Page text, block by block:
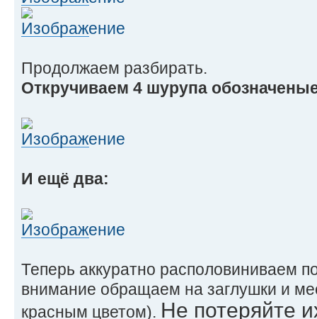
Продолжаем разбирать.
Откручиваем 4 шурупа
И ещё два:
Теперь аккуратно располовиниваем
внимание обращаем на заглушки и
красным цветом). Не потеряйте